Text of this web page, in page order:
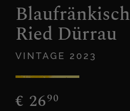
Blaufränkisch
Ried Dürrau
VINTAGE 2023
€ 2690